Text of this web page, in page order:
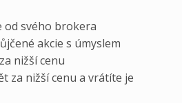
od svého brokera
akcie s úmyslem
nižší cenu
za nižší cenu a vrátíte je